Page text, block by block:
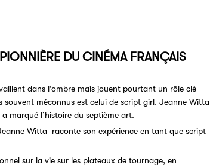
DU CINÉMA FRANÇAIS
dans l’ombre mais jouent pourtant un rôle clé
souvent méconnus est celui de script girl. Jeanne Witta
marqué l’histoire du septième art.
Witta raconte son expérience en tant que script
sur la vie sur les plateaux de tournage, en